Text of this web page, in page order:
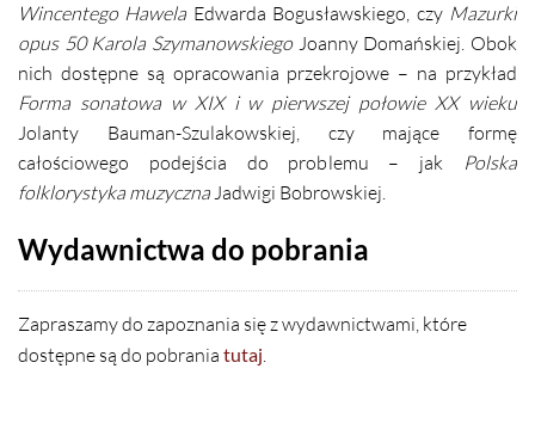
Wincentego Hawela Edwarda Bogusławskiego, czy Mazurki
opus 50 Karola SzymanowskiegoJoanny Domańskiej. Obok
nich dostępne są opracowania przekrojowe – na przykład
Forma sonatowa w XIX i w pierwszej połowie XX wieku
Jolanty Bauman-Szulakowskiej, czy mające formę
całościowego podejścia do problemu – jak Polska
folklorystyka muzycznaJadwigi Bobrowskiej.
Wydawnictwa do pobrania
Zapraszamy do zapoznania się z wydawnictwami, które
dostępne są do pobrania tutaj